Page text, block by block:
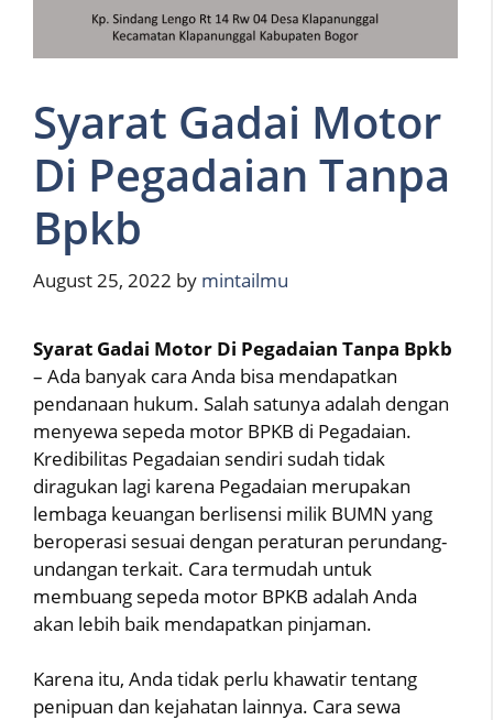
Syarat Gadai Motor
Di Pegadaian Tanpa
Bpkb
August 25, 2022 by mintailmu
Syarat Gadai Motor Di Pegadaian Tanpa Bpkb
– Ada banyak cara Anda bisa mendapatkan
pendanaan hukum. Salah satunya adalah dengan
menyewa sepeda motor BPKB di Pegadaian.
Kredibilitas Pegadaian sendiri sudah tidak
diragukan lagi karena Pegadaian merupakan
lembaga keuangan berlisensi milik BUMN yang
beroperasi sesuai dengan peraturan perundang-
undangan terkait. Cara termudah untuk
membuang sepeda motor BPKB adalah Anda
akan lebih baik mendapatkan pinjaman.
Karena itu, Anda tidak perlu khawatir tentang
penipuan dan kejahatan lainnya. Cara sewa